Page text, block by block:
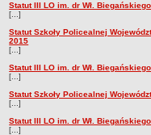
Deklaracja dostępności
PORADNIE PSYCHOLOGICZNO-
Statut
Majątek
Statut III LO im. dr Wł.
[...]
Statut Szkoły Policealnej
2015
[...]
Statut III LO im. dr Wł.
[...]
Statut Szkoły Policealnej
[...]
Statut III LO im. dr Wł.
[...]